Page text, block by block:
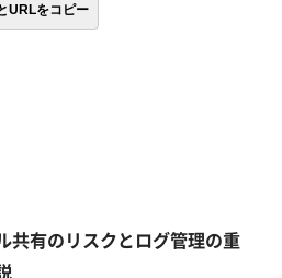
URLをコピー
共有のリスクとログ管理の重